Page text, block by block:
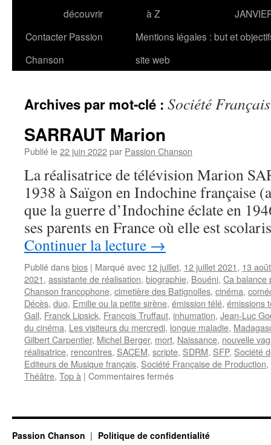
découvrir
à Z
Contacter Passion
Chanson
Mentions légales : but et
site web
Archives par mot-clé : Société
SARRAUT Marion
Publié le22 juin 2022par Passion Chanson
La réalisatrice de télévision Marion
1938 à Saïgon en Indochine française
que la guerre d’Indochine éclate en
ses parents en France où elle est
Continuer la lecture →
Publié dansbios | Marqué avec 12 juillet, 12 juillet 2021, 13 août
2021, assistante de réalisation, biographie, Bouéni, Ca balance
Chanson francophone, cimetière des Batignolles, cinéma,
Décès, duo, Emilie ou la petite sirène, émission télé, émissions
Gall, Franck Lipsick, François Truffaut, inhumation, Jean-Luc
du cinéma, Les visiteurs du mercredi, longue maladie,
Gilbert Carpentier, Michel Berger, mort, Naissance, nouvelle
réalisatrice, rencontres, SACEM, scripte, SDRM, SFP, Société
Editeurs de Musique français, Société Française de Production,
Théâtre, Top à | Commentaires ferméssur
Passion Chanson Politique de confidentialité